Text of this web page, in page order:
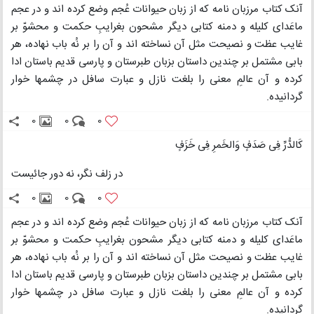
آنک کتاب مرزبان نامه که از زبان حیوانات عُجم وضع کرده اند و در عجم
ماعَدای کلیله و دمنه کتابی دیگر مشحون بغرایبِ حکمت و محشوّ بر
غایب عظت و نصیحت مثل آن نساخته اند و آن را بر نُه باب نهاده، هر
بابی مشتمل بر چندین داستان بزبان طبرستان و پارسی قدیم باستان ادا
کرده و آن عالمِ معنی را بلغت نازل و عبارت سافل در چشمها خوار
گردانیده.
0
0
0
کَالدُّرِّ فِی صَدَفٍ وَالخَمرِ فِی خَزَفٍ
در زلف نگر، نه دور جائیست
0
0
0
آنک کتاب مرزبان نامه که از زبان حیوانات عُجم وضع کرده اند و در عجم
ماعَدای کلیله و دمنه کتابی دیگر مشحون بغرایبِ حکمت و محشوّ بر
غایب عظت و نصیحت مثل آن نساخته اند و آن را بر نُه باب نهاده، هر
بابی مشتمل بر چندین داستان بزبان طبرستان و پارسی قدیم باستان ادا
کرده و آن عالمِ معنی را بلغت نازل و عبارت سافل در چشمها خوار
گردانیده.